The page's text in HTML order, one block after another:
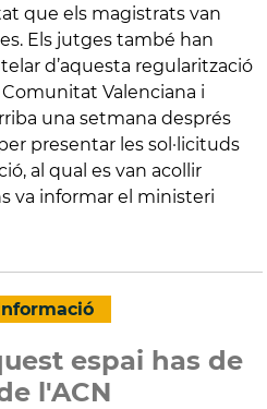
que els magistrats van
Els jutges també han
d’aquesta regularització
Valenciana i
una setmana després
presentar les sol·licituds
al qual es van acollir
va informar el ministeri
espai has de
l'ACN